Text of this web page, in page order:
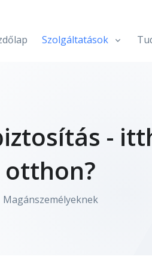
Szolgáltatások
-
otthon?
Magánszemélyeknek